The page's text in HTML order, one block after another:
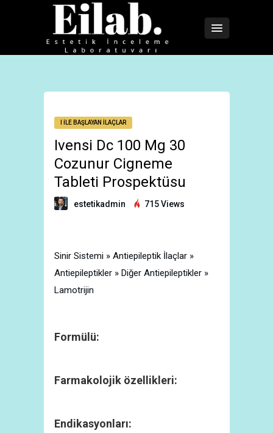
I İLE BAŞLAYAN İLAÇLAR
Ivensi Dc 100 Mg 30
Cozunur Cigneme
Tableti Prospektüsu
estetikadmin 715 Views
Sinir Sistemi » Antiepileptik İlaçlar »
Antiepileptikler » Diğer Antiepileptikler »
Lamotrijin
Formülü:
Farmakolojik özellikleri:
Endikasyonları: